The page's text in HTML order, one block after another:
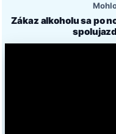
Zákaz alkoholu sa po